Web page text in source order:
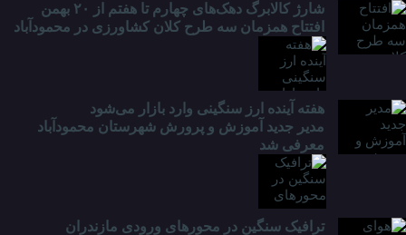
شارژ کالابرگ دهک‌های چهارم تا هفتم از ۲۰ بهمن
افتتاح همزمان سه طرح کلان کشاورزی در محمودآباد
هفته آینده ارز سنگینی وارد بازار می‌شود
مدیر جدید آموزش و پرورش شهرستان محمودآباد
معرفی شد
ترافیک سنگین در محور‌های ورودی مازندران